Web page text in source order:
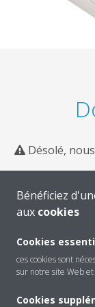
Désolé,
Bénéficiez
aux cookies
Cookies
ces cookies sont
sur notre site Web
Cookies